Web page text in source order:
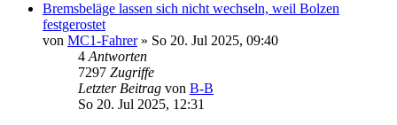
Bremsbeläge lassen sich nicht wechseln, weil Bolzen
festgerostet
von MC1-Fahrer» So 20. Jul 2025, 09:40
4Antworten
7297 Zugriffe
Letzter Beitrag von B-B
So 20. Jul 2025, 12:31